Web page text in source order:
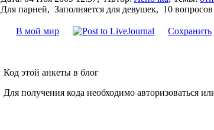
Для парней, Заполняется для девушек, 10 вопросов
В мой мир Сохранить
Код этой анкеты в блог
Для получения кода необходимо авторизоваться